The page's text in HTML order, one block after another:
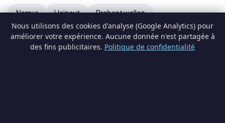
Nous utilisons des cookies d'analyse (Google Analytics) pour
améliorer votre expérience. Aucune donnée n'est partagée à
des fins publicitaires. Politique de confidentialité
Namur Hainaut Brabant wallon